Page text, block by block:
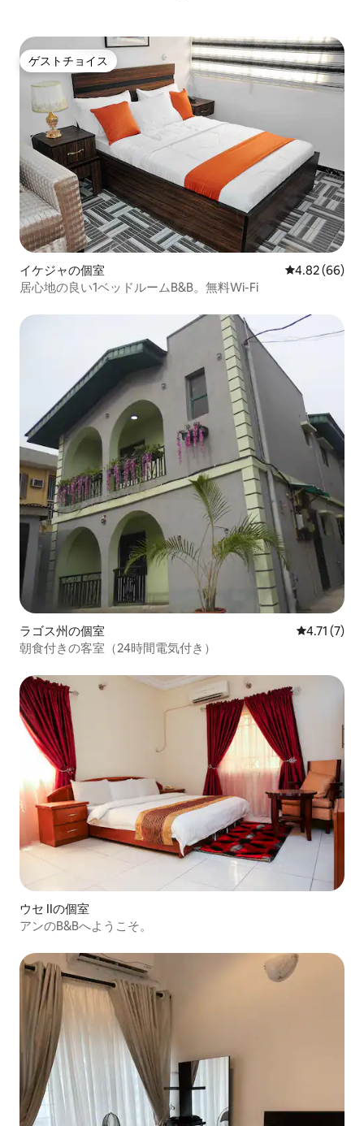
ゲストチョイス
ゲストチョイス
イケジャの個室 レビュー66
4.82 (66)
居心地の良い1ベッドルームB&B。無料Wi-Fi
ラゴス州の個室 レビュー7
4.71 (7)
朝食付きの客室（24時間電気付き）
ウセ IIの個室
アンのB&Bへようこそ。